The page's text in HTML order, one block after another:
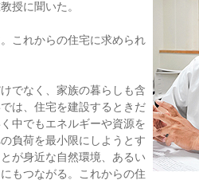
授に聞いた。
これからの住宅に求められ
でなく、家族の暮らしも含
は、住宅を建設するときだ
中でもエネルギーや資源を
負荷を最小限にしようとす
が身近な自然環境、あるい
もつながる。これからの住